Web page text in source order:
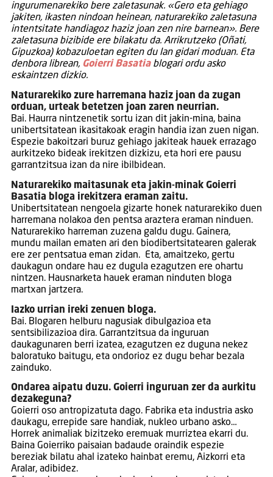
ingurumenarekiko bere zaletasunak. «Gero eta gehiago
jakiten, ikasten nindoan heinean, naturarekiko zaletasuna
intentsitate handiagoz haziz joan zen nire barnean». Bere
zaletasuna bizibide ere bilakatu da. Arrikrutzeko (Oñati,
Gipuzkoa) kobazuloetan egiten du lan gidari moduan. Eta
denbora librean, Goierri Basatiablogari ordu asko
eskaintzen dizkio.
Naturarekiko zure harremana haziz joan da zugan
orduan, urteak betetzen joan zaren neurrian.
Bai. Haurra nintzenetik sortu izan dit jakin-mina, baina
unibertsitatean ikasitakoak eragin handia izan zuen nigan.
Espezie bakoitzari buruz gehiago jakiteak hauek errazago
aurkitzeko bideak irekitzen dizkizu, eta hori ere pausu
garrantzitsua izan da nire ibilbidean.
Naturarekiko maitasunak eta jakin-minak Goierri
Basatia bloga irekitzera eraman zaitu.
Unibertsitatean nengoela gizarte honek naturarekiko duen
harremana nolakoa den pentsa araztera eraman ninduen.
Naturarekiko harreman zuzena galdu dugu. Gainera,
mundu mailan ematen ari den biodibertsitatearen galerak
ere zer pentsatua eman zidan. Eta, amaitzeko, gertu
daukagun ondare hau ez dugula ezagutzen ere ohartu
nintzen. Hausnarketa hauek eraman ninduten bloga
martxan jartzera.
Iazko urrian ireki zenuen bloga.
Bai. Blogaren helburu nagusiak dibulgazioa eta
sentsibilizazioa dira. Garrantzitsua da inguruan
daukagunaren berri izatea, ezagutzen ez duguna nekez
baloratuko baitugu, eta ondorioz ez dugu behar bezala
zainduko.
Ondarea aipatu duzu. Goierri inguruan zer da aurkitu
dezakeguna?
Goierri oso antropizatuta dago. Fabrika eta industria asko
daukagu, errepide sare handiak, nukleo urbano asko…
Horrek animaliak bizitzeko eremuak murriztea ekarri du.
Baina Goierriko paisaian badaude oraindik espezie
bereziak bilatu ahal izateko hainbat eremu, Aizkorri eta
Aralar, adibidez.